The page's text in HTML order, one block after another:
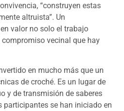
“construyen estas
altruista”. Un
valor no solo el trabajo
vecinal que hay
en mucho más que un
de croché. Es un lugar de
y de transmisión de saberes
participantes se han iniciado en